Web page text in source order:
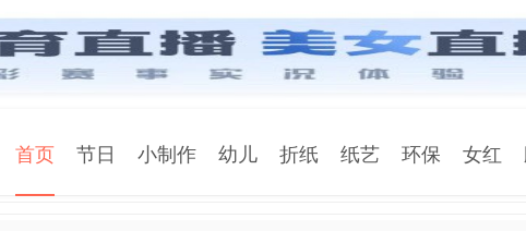
首页 节日 小制作 幼儿 折纸 纸艺 环保 女红